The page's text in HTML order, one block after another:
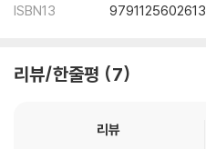
ISBN13
9791125602613
리뷰/한줄평 7
리뷰